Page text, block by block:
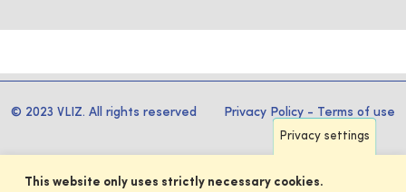
© 2023 VLIZ. All rights reserved Privacy Policy - Terms of use
Privacy settings
This website only uses strictly necessary cookies.